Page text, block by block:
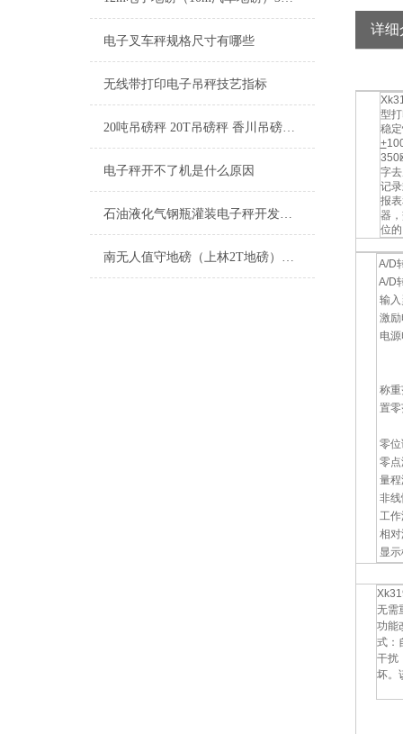
电子叉车秤规格尺寸有哪些
无线带打印电子吊秤技艺指标
20吨吊磅秤 20T吊磅秤 香川吊磅秤,30吨吊磅秤 30T吊磅秤，香川吊磅秤*
电子秤开不了机是什么原因
石油液化气钢瓶灌装电子秤开发及应用
南无人值守地磅（上林2T地磅）阳120吨吊秤）闸称重自动汽车衡维修
详细
型
稳
+
350
字
记
报
器
位
A/D
A/D
输
激
电
称
置
零
零
量
非
工
相
显
无需
功能
式：
干扰
坏。